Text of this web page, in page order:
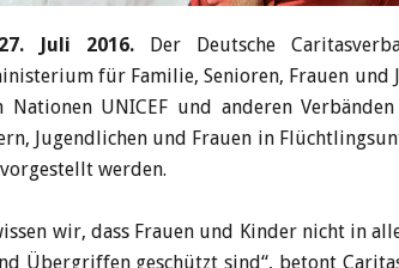
Juli 2016. Der Deutsche
für Familie, Senioren, Frauen
Nationen UNICEF und anderen
Jugendlichen und Frauen in
werden.
wir, dass Frauen und Kinder nicht in
Übergriffen geschützt sind“, betont